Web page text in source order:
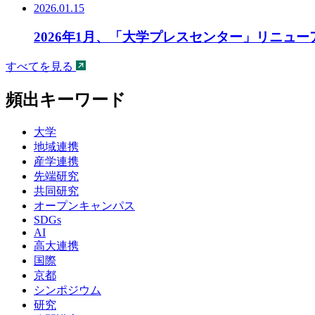
2026.01.15
2026年1月、「大学プレスセンター」リニュー
すべてを見る
頻出キーワード
大学
地域連携
産学連携
先端研究
共同研究
オープンキャンパス
SDGs
AI
高大連携
国際
京都
シンポジウム
研究